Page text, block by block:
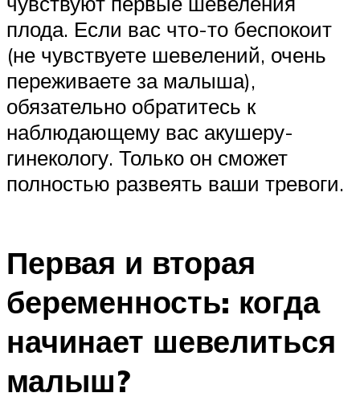
плода. Если вас что-то беспокоит
(не чувствуете шевелений, очень
переживаете за малыша),
обязательно обратитесь к
наблюдающему вас акушеру-
гинекологу. Только он сможет
полностью развеять ваши тревоги.
Первая и вторая
беременность: когда
начинает шевелиться
малыш?